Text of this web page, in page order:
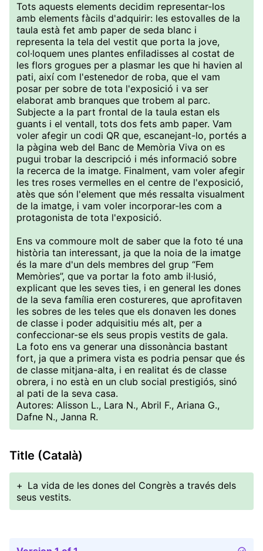
Tots aquests elements decidim representar-los
amb elements fàcils d'adquirir: les estovalles de la
taula està fet amb paper de seda blanc i
representa la tela del vestit que porta la jove,
col·loquem unes plantes enfiladisses al costat de
les flors grogues per a plasmar les que hi havien al
pati, així com l'estenedor de roba, que el vam
posar per sobre de tota l'exposició i va ser
elaborat amb branques que trobem al parc.
Subjecte a la part frontal de la taula estan els
guants i el ventall, tots dos fets amb paper. Vam
voler afegir un codi QR que, escanejant-lo, portés a
la pàgina web del Banc de Memòria Viva on es
pugui trobar la descripció i més informació sobre
la recerca de la imatge. Finalment, vam voler afegir
les tres roses vermelles en el centre de l'exposició,
atès que són l'element que més ressalta visualment
de la imatge, i vam voler incorporar-les com a
protagonista de tota l'exposició.
Ens va commoure molt de saber que la foto té una
història tan interessant, ja que la noia de la imatge
és la mare d'un dels membres del grup “Fem
Memòries”, que va portar la foto amb il·lusió,
explicant que les seves ties, i en general les dones
de la seva família eren costureres, que aprofitaven
les sobres de les teles que els donaven les dones
de classe i poder adquisitiu més alt, per a
confeccionar-se els seus propis vestits de gala.
La foto ens va generar una dissonància bastant
fort, ja que a primera vista es podria pensar que és
de classe mitjana-alta, i en realitat és de classe
obrera, i no està en un club social prestigiós, sinó
al pati de la seva casa.
Autores: Alisson L., Lara N., Abril F., Ariana G.,
Dafne N., Janna R.
Title (Català)
+ La vida de les dones del Congrès a través dels
seus vestits.